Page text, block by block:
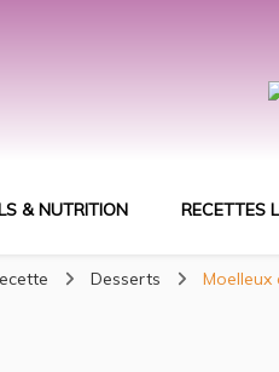
& NUTRITION RECETTES
Desserts Moelleux